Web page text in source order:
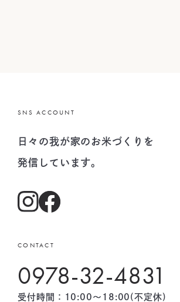
SNS ACCOUNT
日々の我が家のお米づくりを
発信しています。
CONTACT
0978-32-4831
受付時間：10:00〜18:00(不定休)